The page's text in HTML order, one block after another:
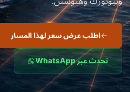
اطلب عرض سعر لهذا المسار
تحدث عبر WhatsApp